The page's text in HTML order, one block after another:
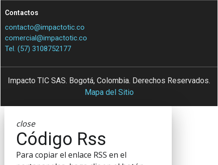
Contactos
contacto@impactotic.co
comercial@impactotic.co
Tel. (57) 3108752177
Impacto TIC SAS. Bogotá, Colombia. Derechos Reservados.
Mapa del Sitio
close
Código Rss
Para copiar el enlace RSS en el